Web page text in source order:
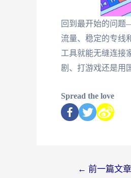
回到最开始的问题
流量、稳定的专线
工具就能无缝连接
剧、打游戏还是用
Spread the love
← 前一篇文章